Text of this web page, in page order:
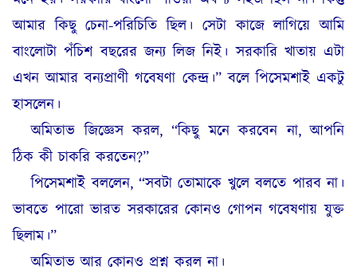
আমার কিছু চেনা-পরিচিতি ছিল। সেটা কাজে লাগিয়ে আমি
বাংলোটা পঁচিশ বছরের জন্য লিজ নিই। সরকারি খাতায় এটা
এখন আমার বন্যপ্রাণী গবেষণা কেন্দ্র।” বলে পিসেমশাই একটু
হাসলেন।
অমিতাভ জিজ্ঞেস করল, “কিছু মনে করবেন না, আপনি
ঠিক কী চাকরি করতেন?”
পিসেমশাই বললেন, “সবটা তোমাকে খুলে বলতে পারব না।
ভাবতে পারো ভারত সরকারের কোনও গোপন গবেষণায় যুক্ত
ছিলাম।”
অমিতাভ আর কোনও প্রশ্ন করল না।